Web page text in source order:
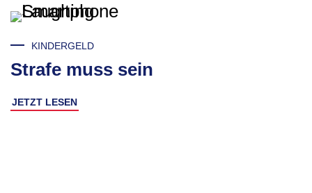
KINDERGELD
Strafe muss sein
JETZT LESEN